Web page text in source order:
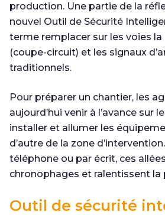
production. Une partie de la
nouvel Outil de Sécurité
terme remplacer sur les voies
(coupe-circuit) et les signaux
traditionnels.
Pour préparer un chantier, les
aujourd’hui venir à l’avance sur
installer et allumer les
d’autre de la zone
téléphone ou par écrit, ces
chronophages et ralentissent la
Outil de sécurité